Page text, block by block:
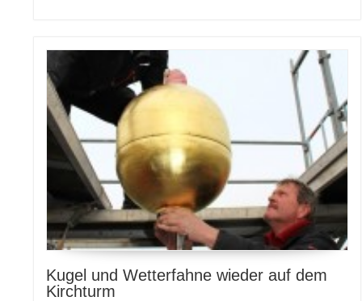
Kugel und Wetterfahne wieder auf dem
Kirchturm